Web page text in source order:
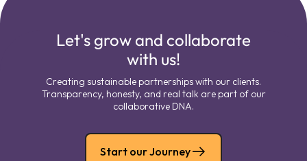
Let's grow and collaborate
with us!
Creating sustainable partnerships with our clients.
Transparency, honesty, and real talk are part of our
collaborative DNA.
Start our Journey